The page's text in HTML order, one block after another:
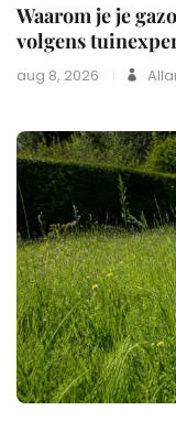
Waarom je je
volgens
aug 8, 2026